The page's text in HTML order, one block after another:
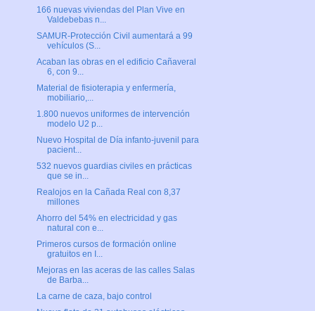
166 nuevas viviendas del Plan Vive en
Valdebebas n...
SAMUR-Protección Civil aumentará a 99
vehículos (S...
Acaban las obras en el edificio Cañaveral
6, con 9...
Material de fisioterapia y enfermería,
mobiliario,...
1.800 nuevos uniformes de intervención
modelo U2 p...
Nuevo Hospital de Día infanto-juvenil para
pacient...
532 nuevos guardias civiles en prácticas
que se in...
Realojos en la Cañada Real con 8,37
millones
Ahorro del 54% en electricidad y gas
natural con e...
Primeros cursos de formación online
gratuitos en I...
Mejoras en las aceras de las calles Salas
de Barba...
La carne de caza, bajo control